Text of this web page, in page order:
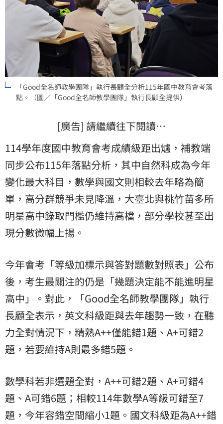
「Good全名師教學團隊」執行長顧全分析115年國中教育會考落
點。（圖／「Good全名師教學團隊」執行長顧全提供）
[廣告] 請繼續往下閱讀…
114學年度國中教育會考成績級距出爐，補教端
同步公布115年落點分析，其中自然科成為今年
變化最大科目，數學與國文則相較去年略為簡
單，高分群競爭未見降溫，大臺北與桃竹苗多所
明星高中錄取門檻仍維持高檔，部分學校甚至出
現分數微幅上揚。
今年會考「等級加標示與答對題數對照表」公布
後，考生最關注的仍是「幾題決定能不能進明星
高中」。對此，「Good全名師教學團隊」執行
長顧全表示，英文科級距與去年趨勢一致，在聽
力全對情況下，精熟A++僅能錯1題、A+可錯2
題，若要維持A則最多錯5題。
數學科若非選題全對，A++可錯2題、A+可錯4
題、A可錯6題；相較114年數學A等級可錯至7
題，今年容錯空間縮小1題。國文科級距為A++錯